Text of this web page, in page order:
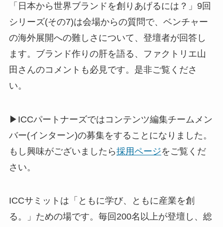
「日本から世界ブランドを創りあげるには？」9回
シリーズ(その7)は会場からの質問で、ベンチャー
の海外展開への難しさについて、登壇者が回答し
ます。ブランド作りの肝を語る、ファクトリエ山
田さんのコメントも必見です。是非ご覧くださ
い。
▶ICCパートナーズではコンテンツ編集チームメン
バー(インターン)の募集をすることになりました。
もし興味がございましたら採用ページをご覧くだ
さい。
ICCサミットは「ともに学び、ともに産業を創
る。」ための場です。毎回200名以上が登壇し、総